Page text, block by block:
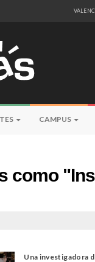
CAMPUS
como
Una investigadora